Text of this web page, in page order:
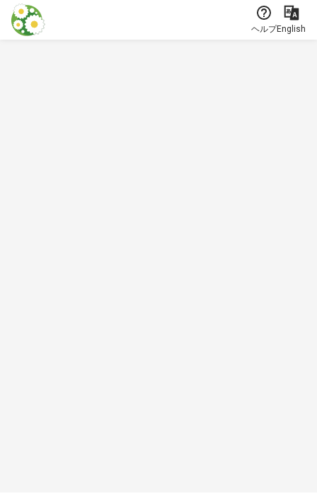
本文に飛ぶ
ヘルプEnglish